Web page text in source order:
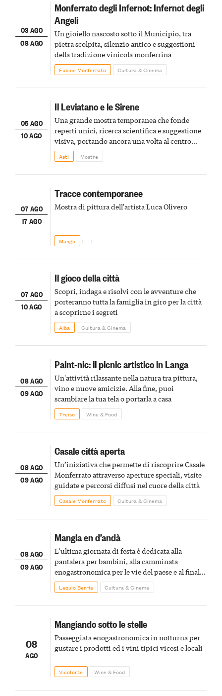
03 AGO
08 AGO
Monferrato degli Infernot: Infernot degli
Angeli
Un gioiello nascosto sotto il Municipio, tra
pietra scolpita, silenzio antico e suggestioni
della tradizione vinicola monferrina
Fubine Monferrato Cultura & Cinema
05 AGO
10 AGO
Il Leviatano e le Sirene
Una grande mostra temporanea che fonde
reperti unici, ricerca scientifica e suggestione
visiva, portando ancora una volta al centro
della scena le meraviglie del passato astigiano
Asti Mostre
07 AGO
17 AGO
Tracce contemporanee
Mostra di pittura dell'artista Luca Olivero
Mango
07 AGO
10 AGO
Il gioco della città
Scopri, indaga e risolvi con le avventure che
porteranno tutta la famiglia in giro per la città
a scoprirne i segreti
Alba Cultura & Cinema
08 AGO
09 AGO
Paint-nic: il picnic artistico in Langa
Un'attività rilassante nella natura tra pittura,
vino e nuove amicizie. Alla fine, puoi
scambiare la tua tela o portarla a casa
Treiso Wine & Food
08 AGO
09 AGO
Casale città aperta
Un’iniziativa che permette di riscoprire Casale
Monferrato attraverso aperture speciali, visite
guidate e percorsi diffusi nel cuore della città
Casale Monferrato Cultura & Cinema
08 AGO
09 AGO
Mangia en d’andà
L'ultima giornata di festa è dedicata alla
pantalera per bambini, alla camminata
enogastronomica per le vie del paese e al finale
pirotecnico
Lequio Berria Cultura & Cinema
08
AGO
Mangiando sotto le stelle
Passeggiata enogastronomica in notturna per
gustare i prodotti ed i vini tipici vicesi e locali
Vicoforte Wine & Food